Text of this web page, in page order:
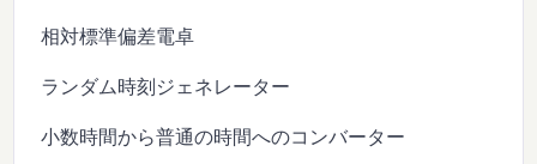
相対標準偏差電卓
ランダム時刻ジェネレーター
小数時間から普通の時間へのコンバーター